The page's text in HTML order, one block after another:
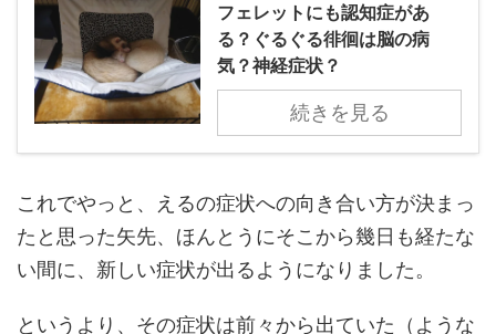
フェレットにも認知症があ
る？ぐるぐる徘徊は脳の病
気？神経症状？
続きを見る
これでやっと、えるの症状への向き合い方が決まっ
たと思った矢先、ほんとうにそこから幾日も経たな
い間に、新しい症状が出るようになりました。
というより、その症状は前々から出ていた（ような